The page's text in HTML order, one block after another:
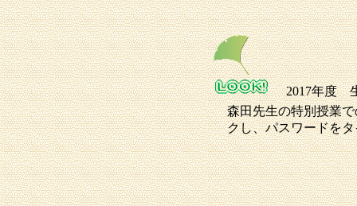
2017年度
森田先生の特別授業
クし、パスワードを